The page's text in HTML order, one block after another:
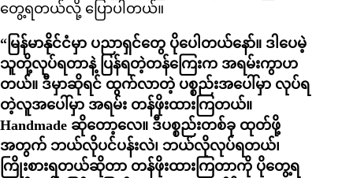
တွေ့ရတယ်လို့ ပြောပါတယ်။
“မြန်မာနိုင်ငံမှာ ပညာရှင်တွေ ပိုပေါတယ်နော်။ ဒါပေမဲ့
သူတို့လုပ်ရတာနဲ့ ပြန်ရတဲ့တန်ကြေးက အရမ်းကွာဟ
တယ်။ ဒီမှာဆိုရင် ထွက်လာတဲ့ ပစ္စည်းအပေါ်မှာ လုပ်ရ
တဲ့လူအပေါ်မှာ အရမ်း တန်ဖိုးထားကြတယ်။
Handmade ဆိုတော့လေ။ ဒီပစ္စည်းတစ်ခု ထုတ်ဖို့
အတွက် ဘယ်လိုပင်ပန်းလဲ၊ ဘယ်လိုလုပ်ရတယ်၊
ကြိုးစားရတယ်ဆိုတာ တန်ဖိုးထားကြတာကို ပိုတွေ့ရ